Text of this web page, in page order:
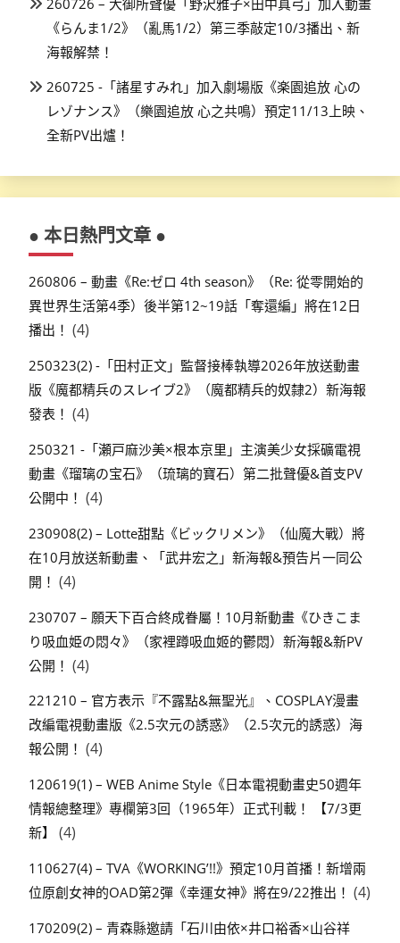
《らんま1/2》（亂馬1/2）第三季敲定10/3播出、新
海報解禁！
260725 -「諸星すみれ」加入劇場版《楽園追放 心の
レゾナンス》（樂園追放 心之共鳴）預定11/13上映、
全新PV出爐！
● 本日熱門文章 ●
260806 – 動畫《Re:ゼロ 4th season》（Re: 從零開始的
異世界生活第4季）後半第12~19話「奪還編」將在12日
播出！ (4)
250323(2) -「田村正文」監督接棒執導2026年放送動畫
版《魔都精兵のスレイブ2》（魔都精兵的奴隸2）新海報
發表！ (4)
250321 -「瀬戸麻沙美×根本京里」主演美少女採礦電視
動畫《瑠璃の宝石》（琉璃的寶石）第二批聲優&首支PV
公開中！ (4)
230908(2) – Lotte甜點《ビックリメン》（仙魔大戰）將
在10月放送新動畫、「武井宏之」新海報&預告片一同公
開！ (4)
230707 – 願天下百合終成眷屬！10月新動畫《ひきこま
り吸血姫の悶々》（家裡蹲吸血姬的鬱悶）新海報&新PV
公開！ (4)
221210 – 官方表示『不露點&無聖光』、COSPLAY漫畫
改編電視動畫版《2.5次元の誘惑》（2.5次元的誘惑）海
報公開！ (4)
120619(1) – WEB Anime Style《日本電視動畫史50週年
情報總整理》專欄第3回（1965年）正式刊載！ 【7/3更
新】
(4)
110627(4) – TVA《WORKING’!!》預定10月首播！新增兩
位原創女神的OAD第2彈《幸運女神》將在9/22推出！ (4)
170209(2) – 青森縣邀請「石川由依×井口裕香×山谷祥